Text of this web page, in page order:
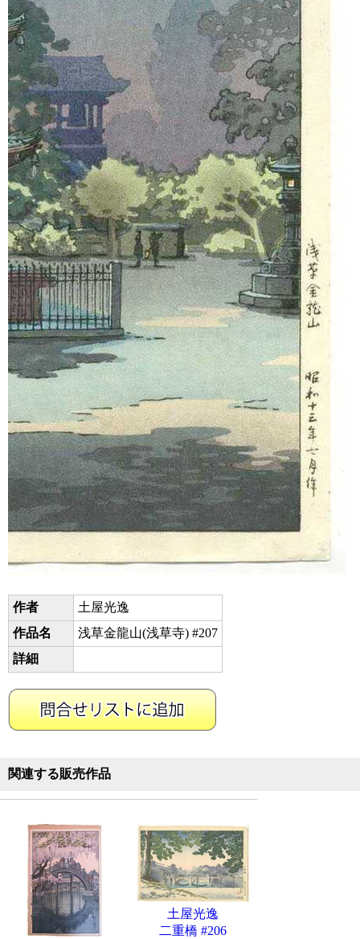
作者
土屋光逸
作品名
浅草金龍山(浅草寺) #207
詳細
関連する販売作品
土屋光逸
二重橋 #206